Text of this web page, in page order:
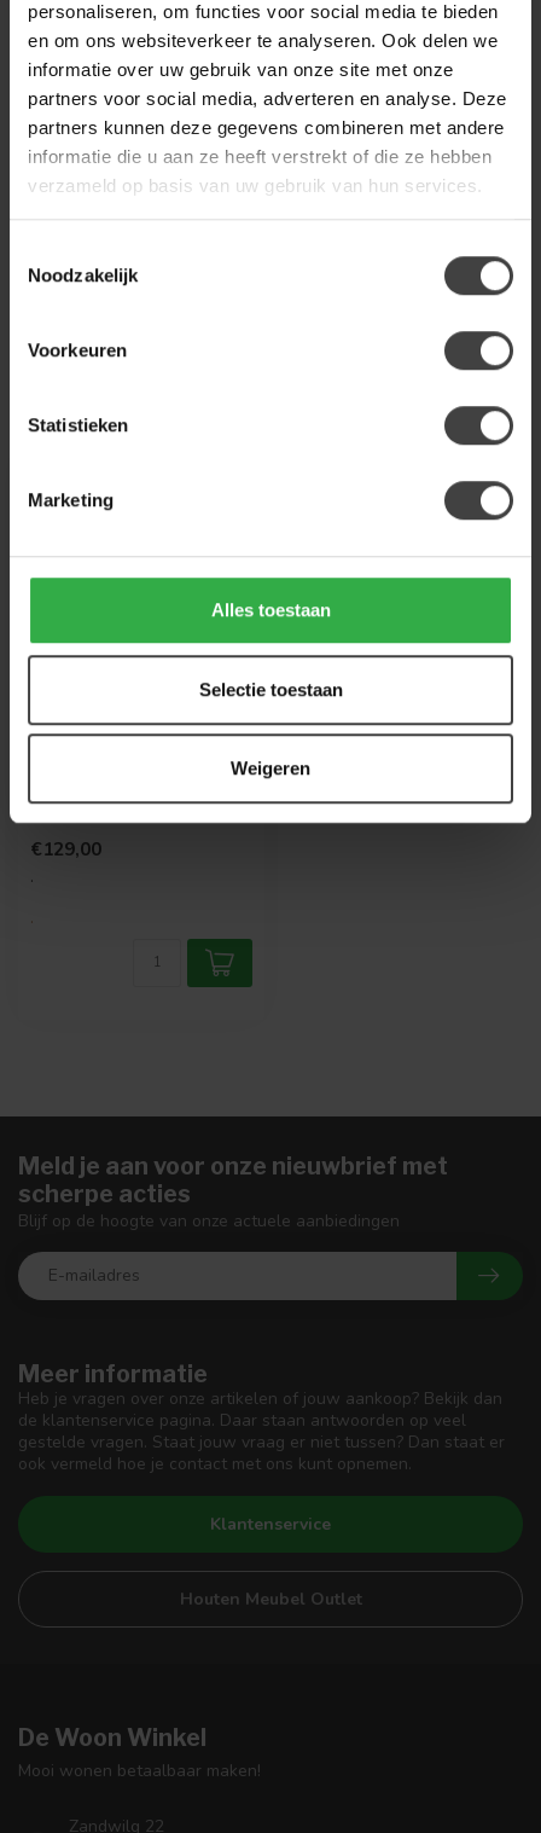
personaliseren, om functies voor social media te bieden
en om ons websiteverkeer te analyseren. Ook delen we
informatie over uw gebruik van onze site met onze
partners voor social media, adverteren en analyse. Deze
partners kunnen deze gegevens combineren met andere
informatie die u aan ze heeft verstrekt of die ze hebben
verzameld op basis van uw gebruik van hun services.
Noodzakelijk
Voorkeuren
Statistieken
Marketing
Alles toestaan
Selectie toestaan
Weigeren
WANDKRAFT
Wandkraft Bright Wings 031 €129,00
Of heb je hulp nodig bij de bestelling? Neem gerust contact
op met onze klantenservice
info@dewoonwinkel.nlof
+31
Recent bekeken
Bright Wings 015
doel kijkt op een zwarte
€129,00
.
.
Meer informatie
Heb je vragen over onze artikelen of jouw aankoop? Bekijk dan
de klantenservice pagina. Daar staan antwoorden op veel
gestelde vragen. Staat jouw vraag er niet tussen? Dan staat er
ook vermeld hoe je contact met ons kunt opnemen.
Klantenservice
Houten Meubel Outlet
Meld je aan voor onze nieuwbrief met
scherpe acties
Blijf op de hoogte van onze actuele aanbiedingen
De Woon Winkel
Mooi wonen betaalbaar maken!
Zandwilg 22